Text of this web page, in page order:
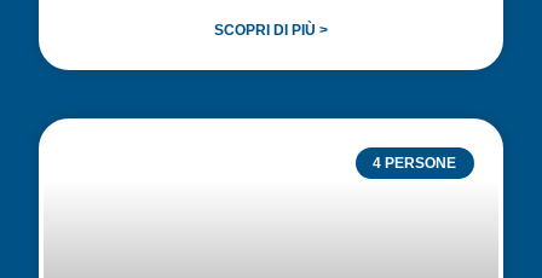
SCOPRI DI PIÙ >
4 PERSONE